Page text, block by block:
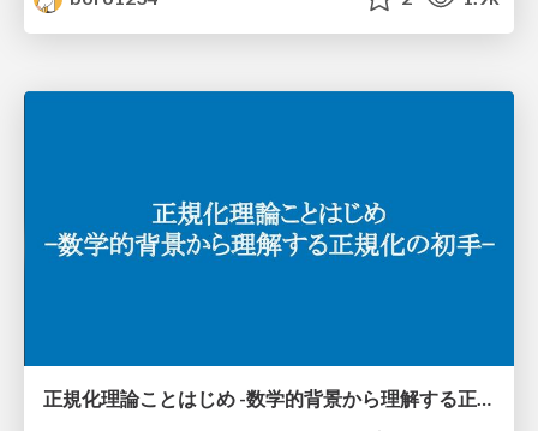
正規化理論ことはじめ -数学的背景から理解する正規化の初手-